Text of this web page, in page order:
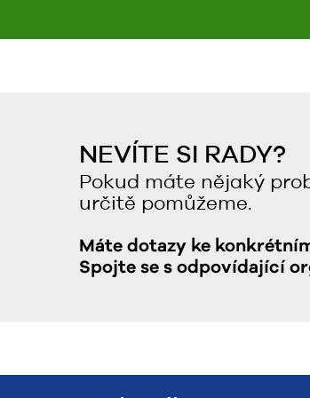
NEVÍTE SI RADY?
Pokud máte nějaký
určitě pomůžeme.
Máte dotazy ke
Spojte se s odpovídající